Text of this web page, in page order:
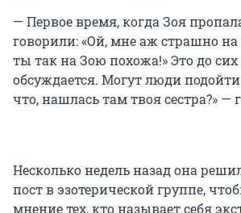
— Первое время, когда Зоя
говорили: «Ой, мне аж страшно на
ты так на Зою похожа!» Это до сих
обсуждается. Могут люди
что, нашлась там твоя сестра?» —
Несколько недель назад она
пост в эзотерической группе,
мнение тех, кто называет себя